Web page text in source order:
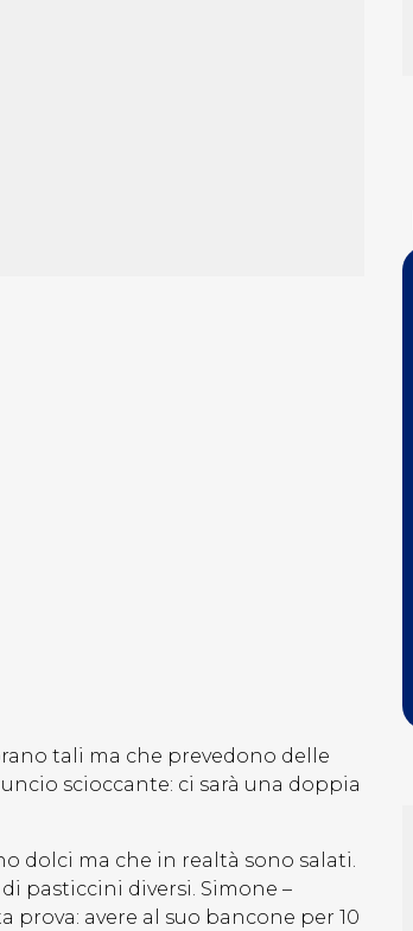
tali ma che prevedono delle
scioccante: ci sarà una doppia
dolci ma che in realtà sono salati.
pasticcini diversi. Simone –
avere al suo bancone per 10